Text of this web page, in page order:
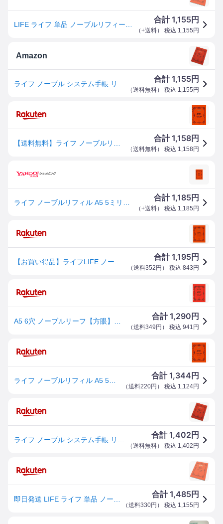
合計1,155円
（+送料） 税込 1,155 円
Amazon
合計1,155円
（送料無料） 税込 1,155 円
合計1,158円
（送料無料） 税込 1,158 円
合計1,185円
（+送料） 税込 1,185 円
合計1,195円
（送料352円 ） 税込 843 円
合計1,290 円
（送料349円 ） 税込 941 円
合計1,344 円
（送料220円 ） 税込 1,124円
合計1,402 円
（送料無料） 税込 1,402 円
合計1,485円
（送料330円 ） 税込 1,155 円